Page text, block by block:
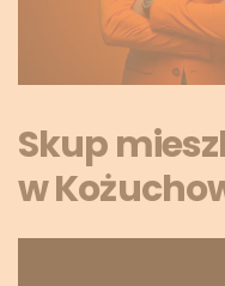
Skup
w